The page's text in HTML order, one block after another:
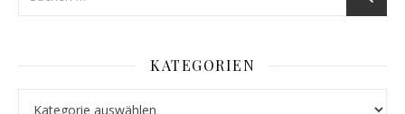
KATEGORIEN